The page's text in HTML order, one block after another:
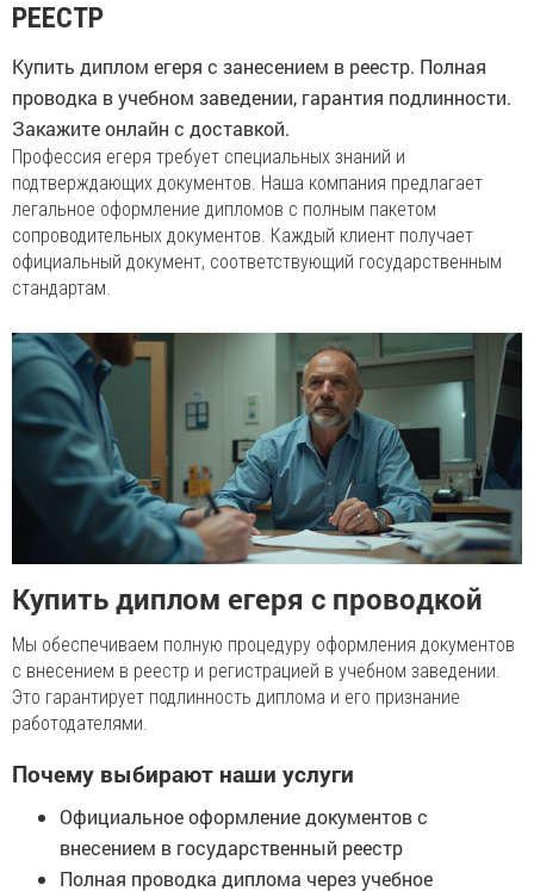
РЕЕСТР
Купить диплом егеря с занесением в реестр. Полная
проводка в учебном заведении, гарантия подлинности.
Закажите онлайн с доставкой.
Профессия егеря требует специальных знаний и
подтверждающих документов. Наша компания предлагает
легальное оформление дипломов с полным пакетом
сопроводительных документов. Каждый клиент получает
официальный документ, соответствующий государственным
стандартам.
Купить диплом егеря с проводкой
Мы обеспечиваем полную процедуру оформления документов
с внесением в реестр и регистрацией в учебном заведении.
Это гарантирует подлинность диплома и его признание
работодателями.
Почему выбирают наши услуги
Официальное оформление документов с
внесением в государственный реестр
Полная проводка диплома через учебное